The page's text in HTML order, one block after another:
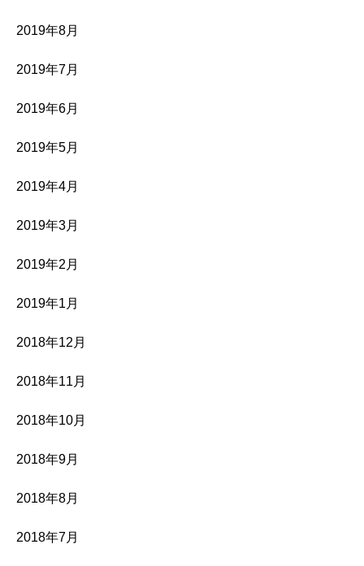
2019年8月
2019年7月
2019年6月
2019年5月
2019年4月
2019年3月
2019年2月
2019年1月
2018年12月
2018年11月
2018年10月
2018年9月
2018年8月
2018年7月